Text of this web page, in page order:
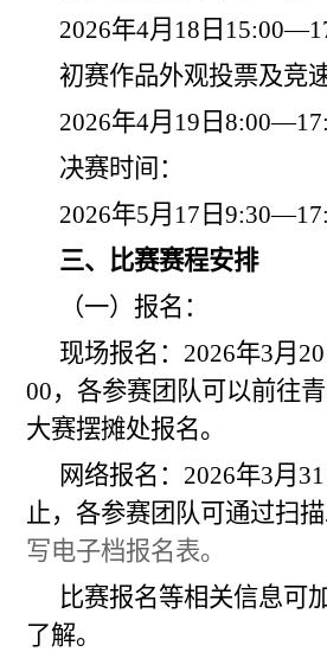
2026年4月 18 日1
初赛作品外观投票及竞
2026年4月 19 日
决赛时间：
2026年5月17日
三、比赛赛程安排
（一）报名：
现场报名：2026年3月20
00，各参赛团队可以前往
大赛摆摊处报名。
网络报名：2026年3月31
止，各参赛团队可通过扫
写电子档报名表。
比赛报名等相关信息可
了解。